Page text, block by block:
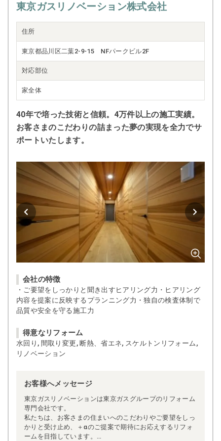
東京ガスリノベーション株式会社
住所
東京都品川区二葉2-9-15 NFパークビル2F
対応部位
家全体
40年で培った技術と信頼。4万件以上の施工実績。
お客さまのこだわりの詰まった夢の実現を全力でサ
ポートいたします。
会社の特徴
・ご要望をしっかりと聞き出すヒアリング力・ヒアリング
内容を提案に反映するプランニング力・独自の検査体制で
品質や安全を守る施工力
得意なリフォーム
水回り, 間取り変更, 断熱、省エネ, スケルトンリフォーム,
リノベーション
お客様へメッセージ
東京ガスリノベーションは東京ガスグループのリフォーム
専門会社です。
私たちは、お客さまの住まいへのこだわりやご要望をしっ
かりと受け止め、＋αのご提案で期待にお応えするリフォ
ームを目指しています。